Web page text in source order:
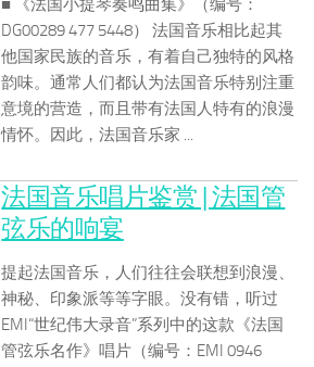
■ 《法国小提琴奏鸣曲集》（编号：
DG00289 477 5448） 法国音乐相比起其
他国家民族的音乐，有着自己独特的风格
韵味。通常人们都认为法国音乐特别注重
意境的营造，而且带有法国人特有的浪漫
情怀。因此，法国音乐家 ...
法国音乐唱片鉴赏 | 法国管
弦乐的响宴
提起法国音乐，人们往往会联想到浪漫、
神秘、印象派等等字眼。没有错，听过
EMI“世纪伟大录音”系列中的这款《法国
管弦乐名作》唱片（编号：EMI 0946